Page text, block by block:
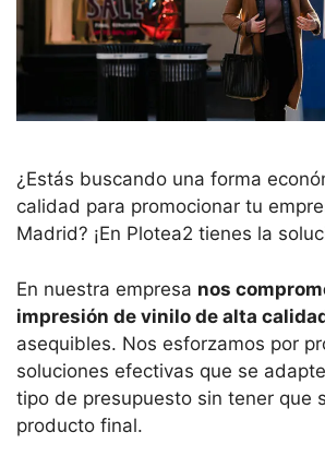
¿Estás buscando una forma
calidad para promocionar tu
Madrid? ¡En Plotea2 tienes la
En nuestra empresa nos
impresión de vinilo de alta
asequibles. Nos esforzamos por
soluciones efectivas que se
tipo de presupuesto sin tener que
producto final.